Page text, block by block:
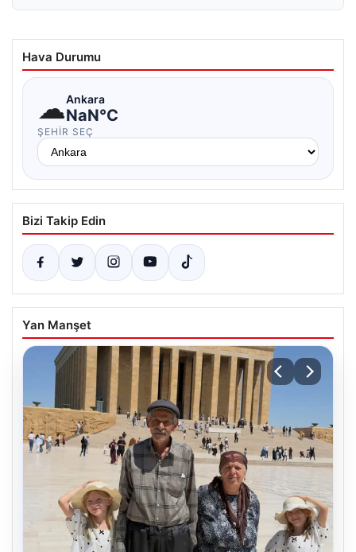
Hava Durumu
☁Ankara
NaN°C
ŞEHIR SEÇ
Bizi Takip Edin
Yan Manşet